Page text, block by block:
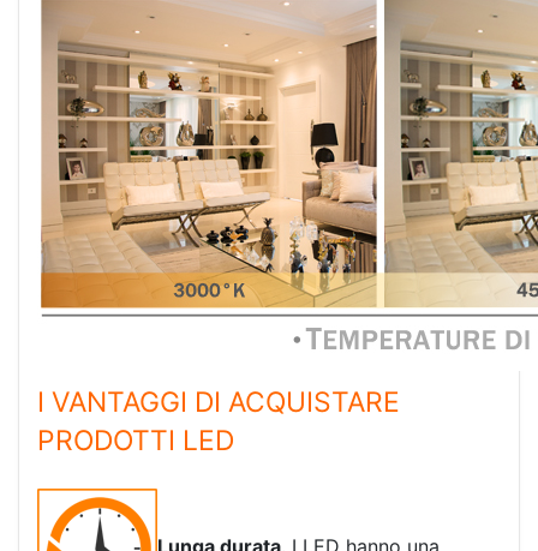
I VANTAGGI DI ACQUISTARE
PRODOTTI LED